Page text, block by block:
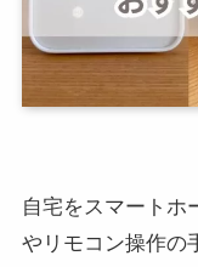
自宅をスマートホ
やリモコン操作の